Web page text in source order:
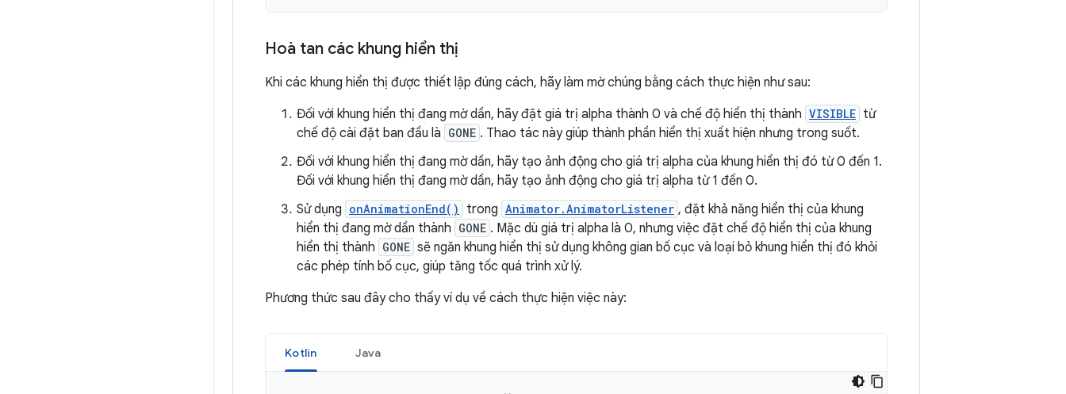
Hoà tan các khung hiển thị
Khi các khung hiển thị được thiết lập đúng cách, hãy làm mờ chúng bằng cách thực hiện như sau:
Đối với khung hiển thị đang mờ dần, hãy đặt giá trị alpha thành 0 và chế độ hiển thị thành VISIBLE từ
chế độ cài đặt ban đầu là GONE . Thao tác này giúp thành phần hiển thị xuất hiện nhưng trong suốt.
Đối với khung hiển thị đang mờ dần, hãy tạo ảnh động cho giá trị alpha của khung hiển thị đó từ 0 đến 1.
Đối với khung hiển thị đang mờ dần, hãy tạo ảnh động cho giá trị alpha từ 1 đến 0.
Sử dụng onAnimationEnd() trong Animator.AnimatorListener , đặt khả năng hiển thị của khung
hiển thị đang mờ dần thành GONE . Mặc dù giá trị alpha là 0, nhưng việc đặt chế độ hiển thị của khung
hiển thị thành GONE sẽ ngăn khung hiển thị sử dụng không gian bố cục và loại bỏ khung hiển thị đó khỏi
các phép tính bố cục, giúp tăng tốc quá trình xử lý.
Phương thức sau đây cho thấy ví dụ về cách thực hiện việc này:
Kotlin Java